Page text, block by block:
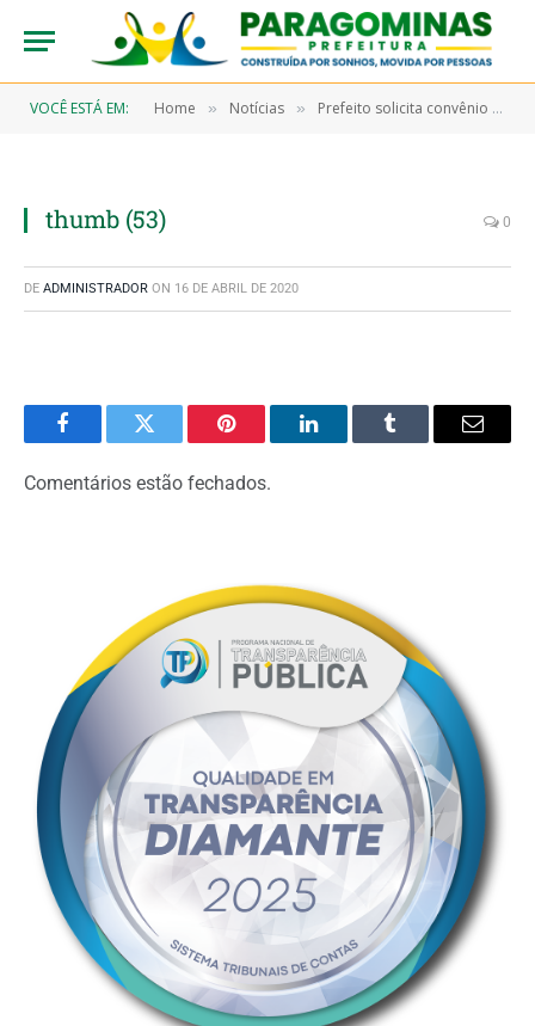
VOCÊ ESTÁ EM: Home » Notícias » Prefeito solicita convênio com órgão responsável pelo cacau no Brasil
thumb (53) 0
DE ADMINISTRADOR ON 16 DE ABRIL DE 2020
FacebookTwitter Pinterest LinkedInTumblr Email
Comentários estão fechados.